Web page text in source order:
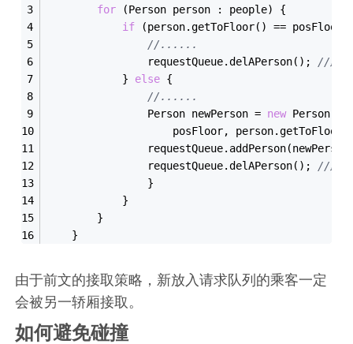
for (Person person : people) {
if (person.getToFloor() ==
//......
                requestQueue.del
APerson() ; //此处
            }
else {
//......
                Person newPerson =
new Person(
                    posFloor, person.get
                requestQueue.add
Person(newPerson
                requestQueue.del
APerson() ; //此处
                }
            }
        }
    }
由于前文的接取策略，新放入请求队列的乘客一定
会被另一轿厢接取。
如何避免碰撞